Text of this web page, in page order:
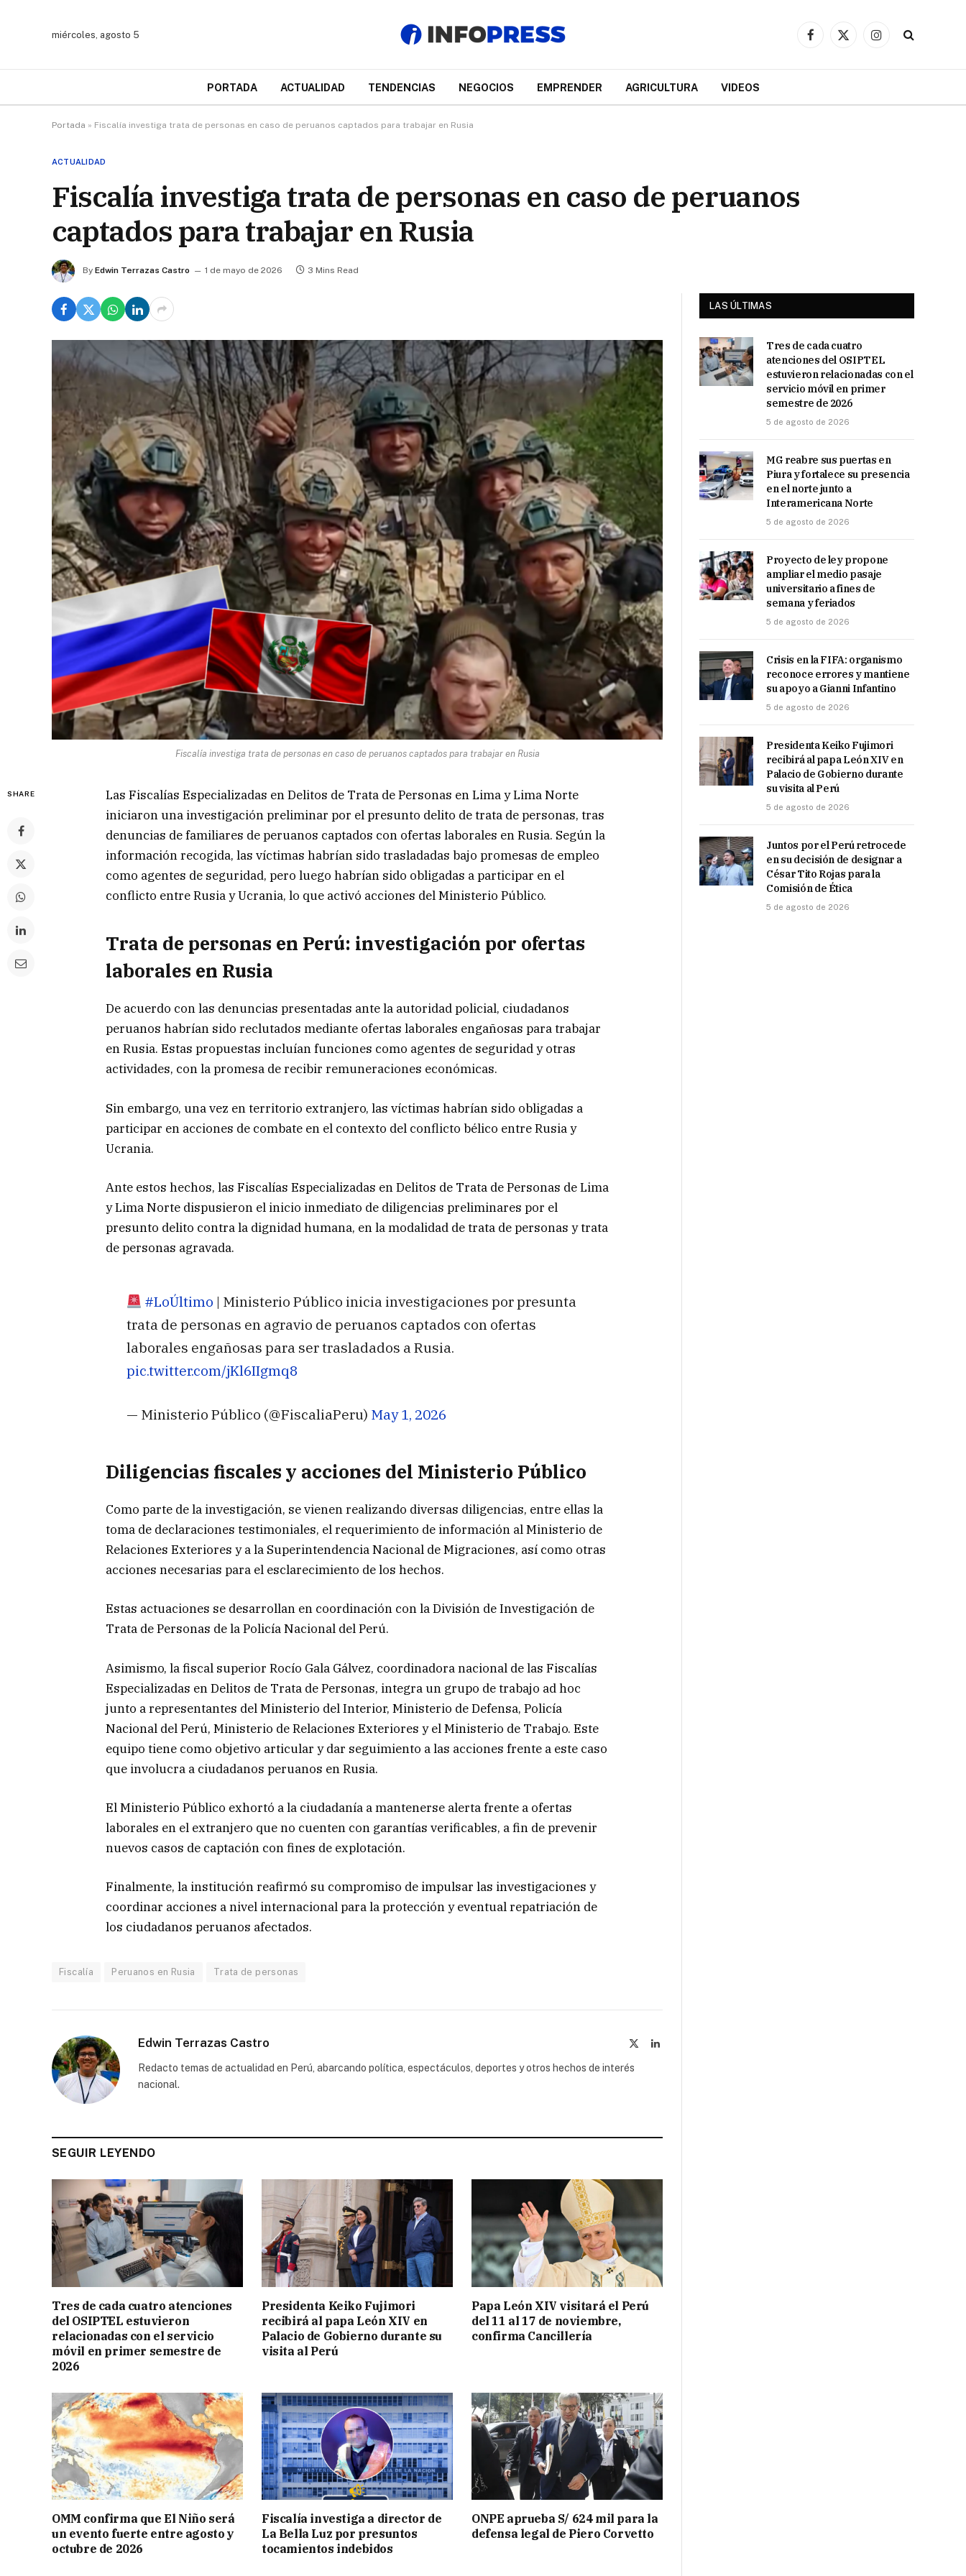
miércoles, agosto 5
Facebook
X
Instagram
PORTADA ACTUALIDAD TENDENCIAS NEGOCIOS EMPRENDER AGRICULTURA VIDEOS
Portada » Fiscalía investiga trata de personas en caso de peruanos captados para trabajar en Rusia
ACTUALIDAD
Fiscalía investiga trata de personas en caso de peruanos
captados para trabajar en Rusia
By Edwin Terrazas Castro 1 de mayo de 2026 3 Mins Read
Fiscalía investiga trata de personas en caso de peruanos captados para trabajar en Rusia
SHARE
Las Fiscalías Especializadas en Delitos de Trata de Personas en Lima y Lima Norte
iniciaron una investigación preliminar por el presunto delito de trata de personas, tras
denuncias de familiares de peruanos captados con ofertas laborales en Rusia. Según la
información recogida, las víctimas habrían sido trasladadas bajo promesas de empleo
como agentes de seguridad, pero luego habrían sido obligadas a participar en el
conflicto entre Rusia y Ucrania, lo que activó acciones del Ministerio Público.
Trata de personas en Perú: investigación por ofertas
laborales en Rusia
De acuerdo con las denuncias presentadas ante la autoridad policial, ciudadanos
peruanos habrían sido reclutados mediante ofertas laborales engañosas para trabajar
en Rusia. Estas propuestas incluían funciones como agentes de seguridad y otras
actividades, con la promesa de recibir remuneraciones económicas.
Sin embargo, una vez en territorio extranjero, las víctimas habrían sido obligadas a
participar en acciones de combate en el contexto del conflicto bélico entre Rusia y
Ucrania.
Ante estos hechos, las Fiscalías Especializadas en Delitos de Trata de Personas de Lima
y Lima Norte dispusieron el inicio inmediato de diligencias preliminares por el
presunto delito contra la dignidad humana, en la modalidad de trata de personas y trata
de personas agravada.
#LoÚltimo | Ministerio Público inicia investigaciones por presunta
trata de personas en agravio de peruanos captados con ofertas
laborales engañosas para ser trasladados a Rusia.
pic.twitter.com/jKl6IIgmq8
— Ministerio Público (@FiscaliaPeru) May 1, 2026
Diligencias fiscales y acciones del Ministerio Público
Como parte de la investigación, se vienen realizando diversas diligencias, entre ellas la
toma de declaraciones testimoniales, el requerimiento de información al Ministerio de
Relaciones Exteriores y a la Superintendencia Nacional de Migraciones, así como otras
acciones necesarias para el esclarecimiento de los hechos.
Estas actuaciones se desarrollan en coordinación con la División de Investigación de
Trata de Personas de la Policía Nacional del Perú.
Asimismo, la fiscal superior Rocío Gala Gálvez, coordinadora nacional de las Fiscalías
Especializadas en Delitos de Trata de Personas, integra un grupo de trabajo ad hoc
junto a representantes del Ministerio del Interior, Ministerio de Defensa, Policía
Nacional del Perú, Ministerio de Relaciones Exteriores y el Ministerio de Trabajo. Este
equipo tiene como objetivo articular y dar seguimiento a las acciones frente a este caso
que involucra a ciudadanos peruanos en Rusia.
El Ministerio Público exhortó a la ciudadanía a mantenerse alerta frente a ofertas
laborales en el extranjero que no cuenten con garantías verificables, a fin de prevenir
nuevos casos de captación con fines de explotación.
Finalmente, la institución reafirmó su compromiso de impulsar las investigaciones y
coordinar acciones a nivel internacional para la protección y eventual repatriación de
los ciudadanos peruanos afectados.
Fiscalía Peruanos en Rusia Trata de personas
Edwin Terrazas Castro LinkedIn
Redacto temas de actualidad en Perú, abarcando política, espectáculos, deportes y otros hechos de interés
nacional.
SEGUIR LEYENDO
Tres de cada cuatro atenciones
del OSIPTEL estuvieron
relacionadas con el servicio
móvil en primer semestre de
2026
Presidenta Keiko Fujimori
recibirá al papa León XIV en
Palacio de Gobierno durante su
visita al Perú
Papa León XIV visitará el Perú
del 11 al 17 de noviembre,
confirma Cancillería
OMM confirma que El Niño será
un evento fuerte entre agosto y
octubre de 2026
Fiscalía investiga a director de
La Bella Luz por presuntos
tocamientos indebidos
ONPE aprueba S/ 624 mil para la
defensa legal de Piero Corvetto
LAS ÚLTIMAS
Tres de cada cuatro
atenciones del OSIPTEL
estuvieron relacionadas con el
servicio móvil en primer
semestre de 2026
5 de agosto de 2026
MG reabre sus puertas en
Piura y fortalece su presencia
en el norte junto a
Interamericana Norte
5 de agosto de 2026
Proyecto de ley propone
ampliar el medio pasaje
universitario a fines de
semana y feriados
5 de agosto de 2026
Crisis en la FIFA: organismo
reconoce errores y mantiene
su apoyo a Gianni Infantino
5 de agosto de 2026
Presidenta Keiko Fujimori
recibirá al papa León XIV en
Palacio de Gobierno durante
su visita al Perú
5 de agosto de 2026
Juntos por el Perú retrocede
en su decisión de designar a
César Tito Rojas para la
Comisión de Ética
5 de agosto de 2026